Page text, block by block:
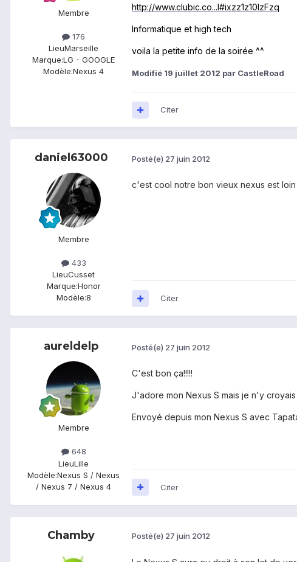
Membre
176
LieuMarseille
Marque:LG - GOOGLE
Modèle:Nexus 4
http://www.clubic.co...l#ixzz1z10IzFzq
Informatique et high tech
voila la petite info de la soirée ^^
Modifié 19 juillet 2012 par CastleRoad
Citer
daniel63000
Membre
433
LieuCusset
Marque:Honor
Modèle:8
Posté(e) 27 juin 2012
c'est cool notre bon vieux nexus est
Citer
aureldelp
Membre
648
LieuLille
Modèle:Nexus S / Nexus
/ Nexus 7 / Nexus 4
Posté(e) 27 juin 2012
C'est bon ça!!!!!
J'adore mon Nexus S mais je n'y croyais
Envoyé depuis mon Nexus S avec
Citer
Chamby Posté(e) 27 juin 2012